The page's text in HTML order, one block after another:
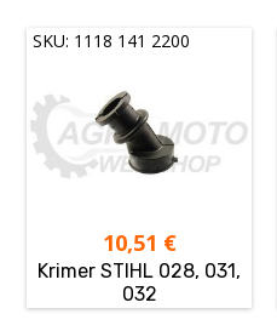
SKU: 1118 141 2200
10,51 €
Krimer STIHL 028, 031,
032